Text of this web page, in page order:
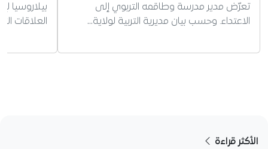
تعرّض مدير مدرسة وطاقمه التربوي إلى
الاعتداء. وحسب بيان مديرية التربية لولاية…
بيلاروسيا
العلاقات
الأكثر قراءة